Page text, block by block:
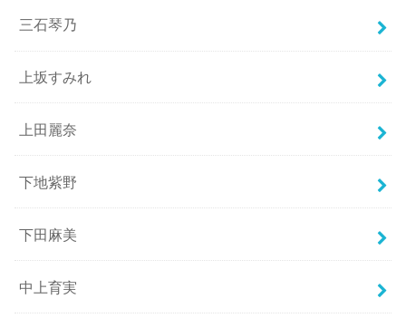
三石琴乃
上坂すみれ
上田麗奈
下地紫野
下田麻美
中上育実